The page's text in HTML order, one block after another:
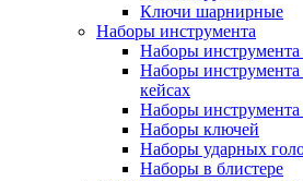
Ключи шарнирные
Наборы инструмента
Наборы
Наборы инструмента
кейсах
Наборы инструмента
Наборы ключей
Наборы ударных
Наборы в блистере